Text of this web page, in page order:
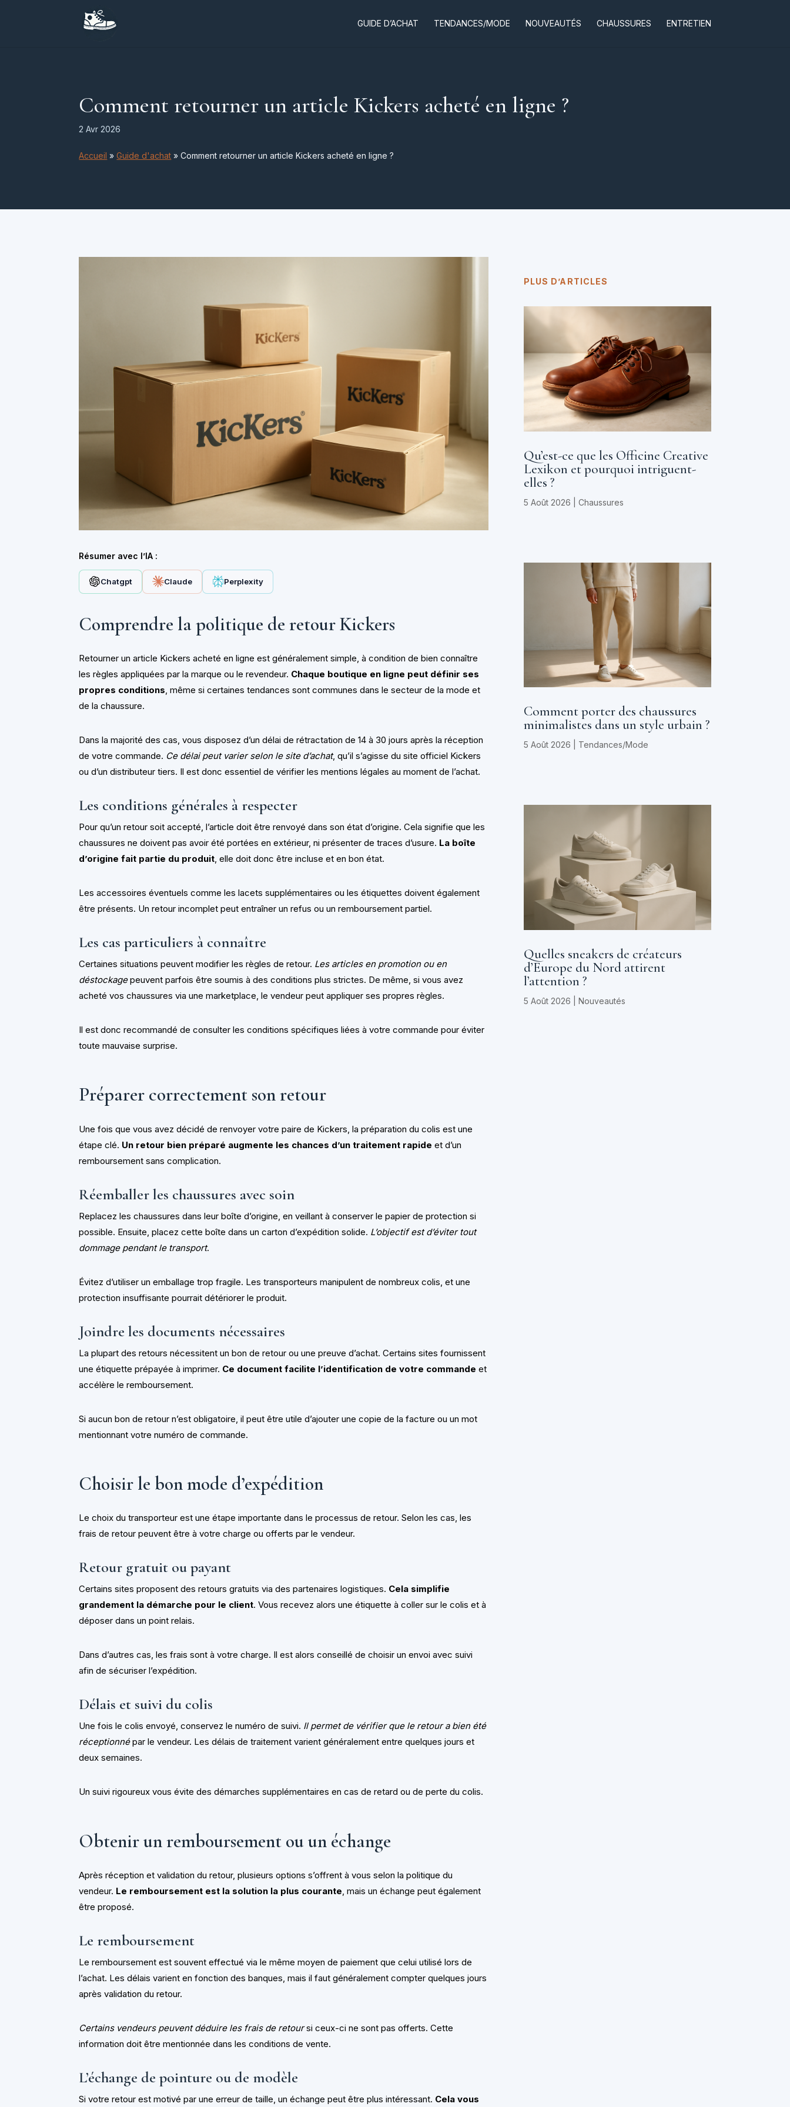
GUIDE D’ACHAT TENDANCES/MODE NOUVEAUTÉS CHAUSSURES ENTRETIEN
Comment retourner un article Kickers acheté en ligne ?
2 Avr 2026
Accueil »Guide d'achat »Comment retourner un article Kickers acheté en ligne ?
Résumer avec l’IA :
Chatgpt Claude Perplexity
Comprendre la politique de retour Kickers
Retourner un article Kickers acheté en ligne est généralement simple, à condition de bien connaître
les règles appliquées par la marque ou le revendeur. Chaque boutique en ligne peut définir ses
propres conditions, même si certaines tendances sont communes dans le secteur de la mode et
de la chaussure.
Dans la majorité des cas, vous disposez d’un délai de rétractation de 14 à 30 jours après la réception
de votre commande. Ce délai peut varier selon le site d’achat, qu’il s’agisse du site officiel Kickers
ou d’un distributeur tiers. Il est donc essentiel de vérifier les mentions légales au moment de l’achat.
Les conditions générales à respecter
Pour qu’un retour soit accepté, l’article doit être renvoyé dans son état d’origine. Cela signifie que les
chaussures ne doivent pas avoir été portées en extérieur, ni présenter de traces d’usure. La boîte
d’origine fait partie du produit, elle doit donc être incluse et en bon état.
Les accessoires éventuels comme les lacets supplémentaires ou les étiquettes doivent également
être présents. Un retour incomplet peut entraîner un refus ou un remboursement partiel.
Les cas particuliers à connaître
Certaines situations peuvent modifier les règles de retour. Les articles en promotion ou en
déstockagepeuvent parfois être soumis à des conditions plus strictes. De même, si vous avez
acheté vos chaussures via une marketplace, le vendeur peut appliquer ses propres règles.
Il est donc recommandé de consulter les conditions spécifiques liées à votre commande pour éviter
toute mauvaise surprise.
Préparer correctement son retour
Une fois que vous avez décidé de renvoyer votre paire de Kickers, la préparation du colis est une
étape clé. Un retour bien préparé augmente les chances d’un traitement rapide et d’un
remboursement sans complication.
Réemballer les chaussures avec soin
Replacez les chaussures dans leur boîte d’origine, en veillant à conserver le papier de protection si
possible. Ensuite, placez cette boîte dans un carton d’expédition solide. L’objectif est d’éviter tout
dommage pendant le transport.
Évitez d’utiliser un emballage trop fragile. Les transporteurs manipulent de nombreux colis, et une
protection insuffisante pourrait détériorer le produit.
Joindre les documents nécessaires
La plupart des retours nécessitent un bon de retour ou une preuve d’achat. Certains sites fournissent
une étiquette prépayée à imprimer. Ce document facilite l’identification de votre commande et
accélère le remboursement.
Si aucun bon de retour n’est obligatoire, il peut être utile d’ajouter une copie de la facture ou un mot
mentionnant votre numéro de commande.
Choisir le bon mode d’expédition
Le choix du transporteur est une étape importante dans le processus de retour. Selon les cas, les
frais de retour peuvent être à votre charge ou offerts par le vendeur.
Retour gratuit ou payant
Certains sites proposent des retours gratuits via des partenaires logistiques. Cela simplifie
grandement la démarche pour le client. Vous recevez alors une étiquette à coller sur le colis et à
déposer dans un point relais.
Dans d’autres cas, les frais sont à votre charge. Il est alors conseillé de choisir un envoi avec suivi
afin de sécuriser l’expédition.
Délais et suivi du colis
Une fois le colis envoyé, conservez le numéro de suivi. Il permet de vérifier que le retour a bien été
réceptionnépar le vendeur. Les délais de traitement varient généralement entre quelques jours et
deux semaines.
Un suivi rigoureux vous évite des démarches supplémentaires en cas de retard ou de perte du colis.
Obtenir un remboursement ou un échange
Après réception et validation du retour, plusieurs options s’offrent à vous selon la politique du
vendeur. Le remboursement est la solution la plus courante, mais un échange peut également
être proposé.
Le remboursement
Le remboursement est souvent effectué via le même moyen de paiement que celui utilisé lors de
l’achat. Les délais varient en fonction des banques, mais il faut généralement compter quelques jours
après validation du retour.
Certains vendeurs peuvent déduire les frais de retoursi ceux-ci ne sont pas offerts. Cette
information doit être mentionnée dans les conditions de vente.
L’échange de pointure ou de modèle
Si votre retour est motivé par une erreur de taille, un échange peut être plus intéressant. Cela vous
PLUS D’ARTICLES
Qu’est-ce que les Officine Creative
Lexikon et pourquoi intriguent-
elles ?
5 Août 2026 Chaussures
Comment porter des chaussures
minimalistes dans un style urbain ?
5 Août 2026 Tendances/Mode
Quelles sneakers de créateurs
d’Europe du Nord attirent
l’attention ?
5 Août 2026 Nouveautés